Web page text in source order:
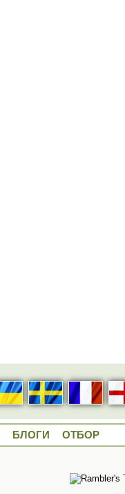
БЛОГИ ОТБОР